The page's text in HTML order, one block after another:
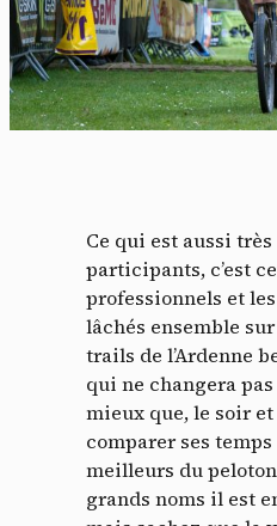
Ce qui est aussi
participants, c’est
professionnels et
lâchés ensemble
trails de l’Ardenne
qui ne changera pas
mieux que, le soir
comparer ses temps
meilleurs du
grands noms il est